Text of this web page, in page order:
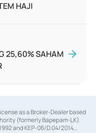
HAJI
25,60% SAHAM
as a Broker-Dealer based
(formerly Bapepam-LK)
and KEP-06/D.04/2014